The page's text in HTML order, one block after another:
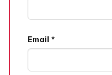
Email *